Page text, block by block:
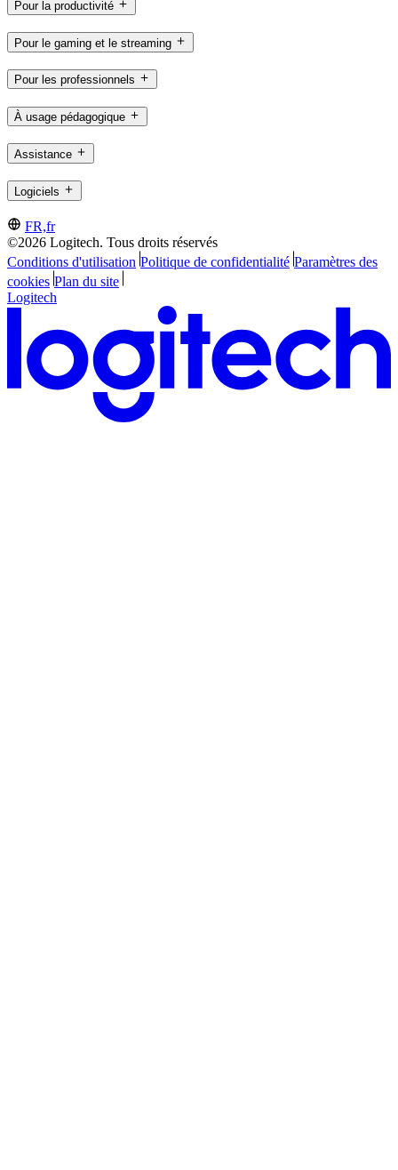
Pour la productivité
Pour le gaming et le streaming
Pour les professionnels
À usage pédagogique
Assistance
Logiciels
FR,fr
©2026 Logitech. Tous droits réservés
Conditions d'utilisation Politique de confidentialité Paramètres des
cookies Plan du site
Logitech